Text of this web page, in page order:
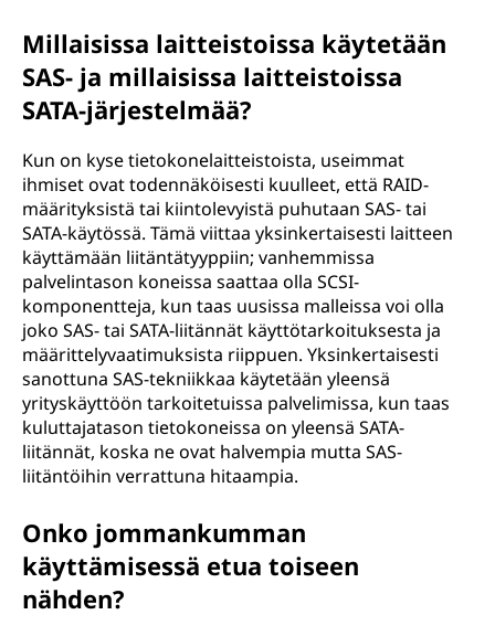
Millaisissa laitteistoissa käytetään
SAS- ja millaisissa laitteistoissa
SATA-järjestelmää?
Kun on kyse tietokonelaitteistoista, useimmat
ihmiset ovat todennäköisesti kuulleet, että RAID-
määrityksistä tai kiintolevyistä puhutaan SAS- tai
SATA-käytössä. Tämä viittaa yksinkertaisesti laitteen
käyttämään liitäntätyyppiin; vanhemmissa
palvelintason koneissa saattaa olla SCSI-
komponentteja, kun taas uusissa malleissa voi olla
joko SAS- tai SATA-liitännät käyttötarkoituksesta ja
määrittelyvaatimuksista riippuen. Yksinkertaisesti
sanottuna SAS-tekniikkaa käytetään yleensä
yrityskäyttöön tarkoitetuissa palvelimissa, kun taas
kuluttajatason tietokoneissa on yleensä SATA-
liitännät, koska ne ovat halvempia mutta SAS-
liitäntöihin verrattuna hitaampia.
Onko jommankumman
käyttämisessä etua toiseen
nähden?